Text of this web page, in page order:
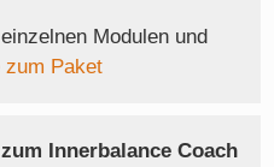
Modulen und
zum Paket
Innerbalance Coach